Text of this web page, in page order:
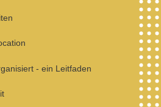
- ein Leitfaden